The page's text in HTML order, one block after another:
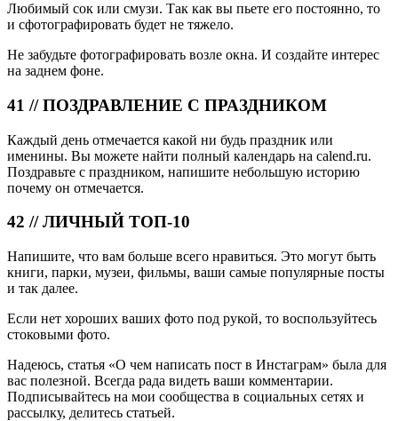
Любимый сок или смузи. Так как вы пьете его постоянно, то
и сфотографировать будет не тяжело.
Не забудьте фотографировать возле окна. И создайте интерес
на заднем фоне.
41 // ПОЗДРАВЛЕНИЕ С ПРАЗДНИКОМ
Каждый день отмечается какой ни будь праздник или
именины. Вы можете найти полный календарь на calend.ru.
Поздравьте с праздником, напишите небольшую историю
почему он отмечается.
42 // ЛИЧНЫЙ ТОП-10
Напишите, что вам больше всего нравиться. Это могут быть
книги, парки, музеи, фильмы, ваши самые популярные посты
и так далее.
Если нет хороших ваших фото под рукой, то воспользуйтесь
стоковыми фото.
Надеюсь, статья «О чем написать пост в Инстаграм» была для
вас полезной. Всегда рада видеть ваши комментарии.
Подписывайтесь на мои сообщества в социальных сетях и
рассылку, делитесь статьей.